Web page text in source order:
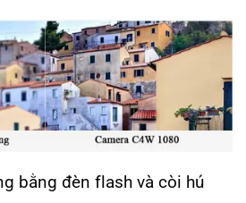
bằng đèn flash và còi hú